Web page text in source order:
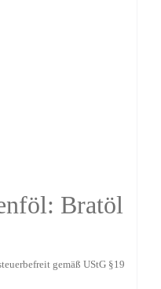
Bratöl
gemäß UStG §19